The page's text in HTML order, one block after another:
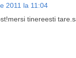
2011 la 11:04
tinereesti